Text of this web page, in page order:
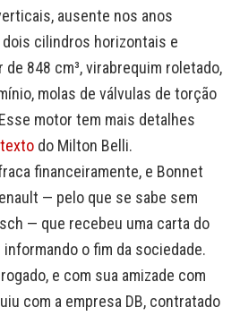
ausente nos anos
cilindros horizontais e
848 cm³, virabrequim roletado,
molas de válvulas de torção
motor tem mais detalhes
do Milton Belli.
financeiramente, e Bonnet
— pelo que se sabe sem
— que recebeu uma carta do
o fim da sociedade.
e com sua amizade com
com a empresa DB, contratado